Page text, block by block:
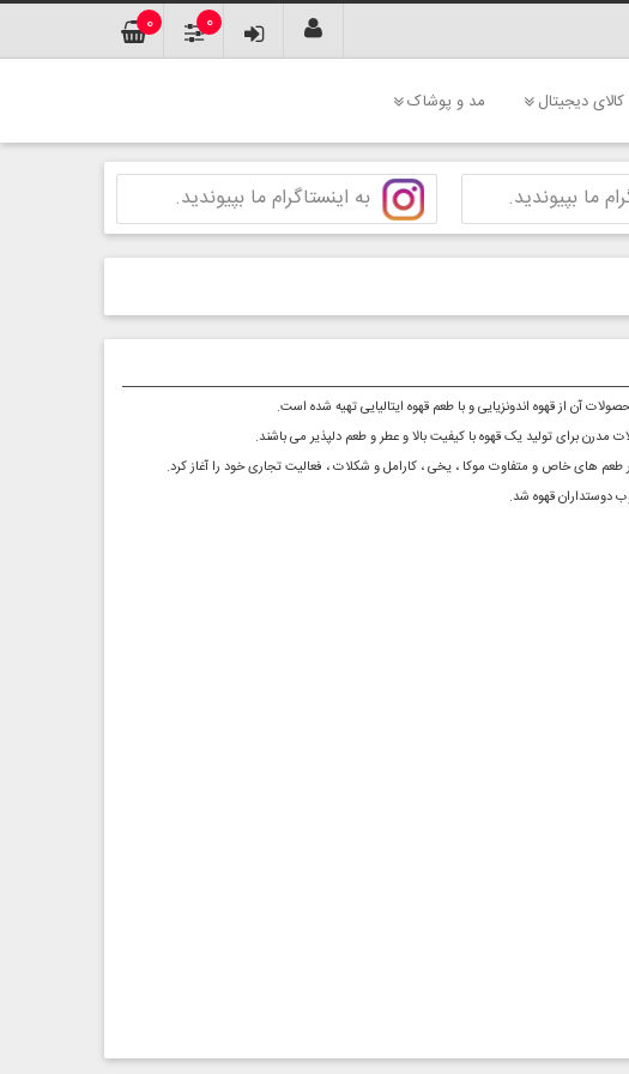
0 0
کالای دیجیتال مد و پوشاک
ما بپیوندید. به اینستاگرام ما بپیوندید.
برای تولید یک قهوه با کیفیت بالا و عطر و طعم دلپذیر می باشند.
دوستداران قهوه شد.